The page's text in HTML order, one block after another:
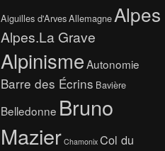
Aiguilles d'ArvesAllemagne Alpes
Alpes.La Grave
AlpinismeAutonomie
Barre des Écrins Bavière
Belledonne Bruno
Mazier Chamonix Col du